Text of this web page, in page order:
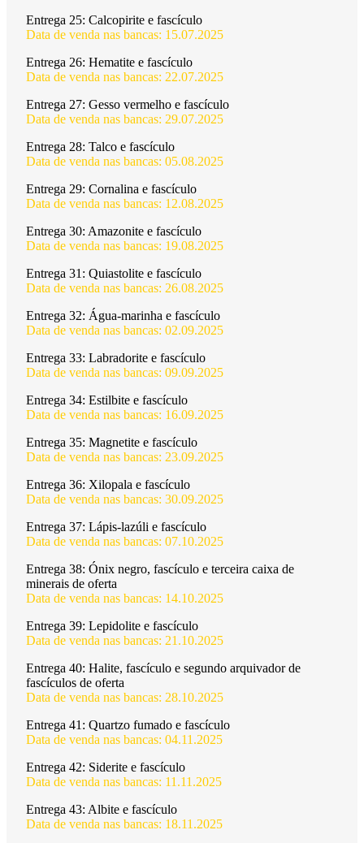
Entrega 25: Calcopirite e fascículo
Data de venda nas bancas: 15.07.2025
Entrega 26: Hematite e fascículo
Data de venda nas bancas: 22.07.2025
Entrega 27: Gesso vermelho e fascículo
Data de venda nas bancas: 29.07.2025
Entrega 28: Talco e fascículo
Data de venda nas bancas: 05.08.2025
Entrega 29: Cornalina e fascículo
Data de venda nas bancas: 12.08.2025
Entrega 30: Amazonite e fascículo
Data de venda nas bancas: 19.08.2025
Entrega 31: Quiastolite e fascículo
Data de venda nas bancas: 26.08.2025
Entrega 32: Água-marinha e fascículo
Data de venda nas bancas: 02.09.2025
Entrega 33: Labradorite e fascículo
Data de venda nas bancas: 09.09.2025
Entrega 34: Estilbite e fascículo
Data de venda nas bancas: 16.09.2025
Entrega 35: Magnetite e fascículo
Data de venda nas bancas: 23.09.2025
Entrega 36: Xilopala e fascículo
Data de venda nas bancas: 30.09.2025
Entrega 37: Lápis-lazúli e fascículo
Data de venda nas bancas: 07.10.2025
Entrega 38: Ónix negro, fascículo e terceira caixa de
minerais de oferta
Data de venda nas bancas: 14.10.2025
Entrega 39: Lepidolite e fascículo
Data de venda nas bancas: 21.10.2025
Entrega 40: Halite, fascículo e segundo arquivador de
fascículos de oferta
Data de venda nas bancas: 28.10.2025
Entrega 41: Quartzo fumado e fascículo
Data de venda nas bancas: 04.11.2025
Entrega 42: Siderite e fascículo
Data de venda nas bancas: 11.11.2025
Entrega 43: Albite e fascículo
Data de venda nas bancas: 18.11.2025